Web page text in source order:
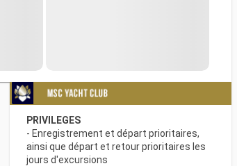
PRIVILEGES
- Enregistrement et départ prioritaires,
ainsi que départ et retour prioritaires les
jours d'excursions